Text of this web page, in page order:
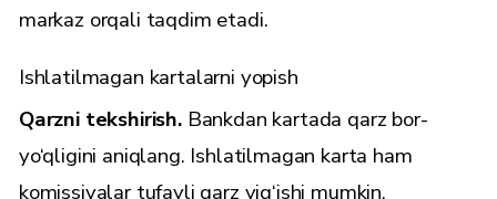
markaz orqali taqdim etadi.
Ishlatilmagan kartalarni yopish
Qarzni tekshirish.Bankdan kartada qarz bor-
yo‘qligini aniqlang. Ishlatilmagan karta ham
komissiyalar tufayli qarz yig‘ishi mumkin.